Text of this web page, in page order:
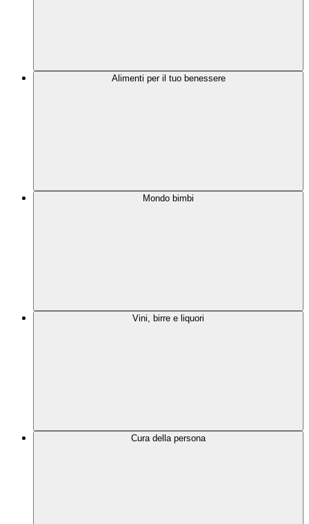
Alimenti per il tuo benessere
Mondo bimbi
Vini, birre e liquori
Cura della persona